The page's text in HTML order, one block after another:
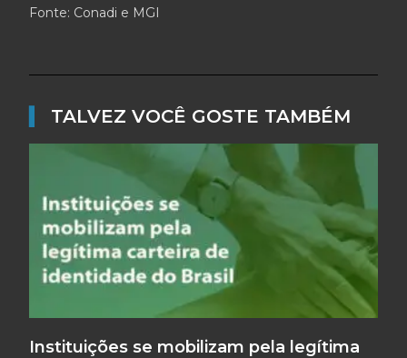
Fonte: Conadi e MGI
TALVEZ VOCÊ GOSTE TAMBÉM
Instituições se mobilizam pela legítima